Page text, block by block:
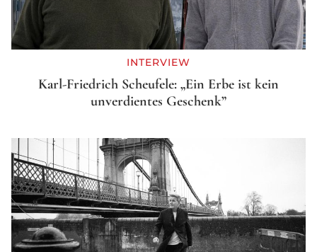
INTERVIEW
Karl-Friedrich Scheufele: „Ein Erbe ist kein
unverdientes Geschenk”